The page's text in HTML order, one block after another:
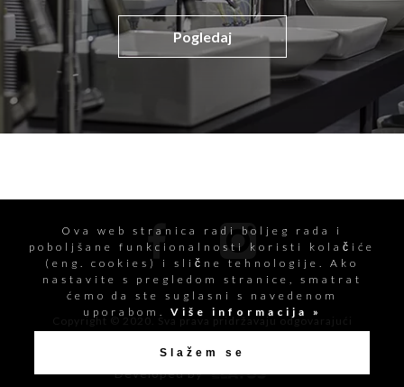
Pogledaj
Copyright © 2020. Sva prava pridržavaju odgovarajući
Developed by
Ova web stranica radi boljeg rada i
poboljšane funkcionalnosti koristi kolačiće
(eng. cookies) i slične tehnologije. Ako
nastavite s pregledom stranice, smatrat
ćemo da ste suglasni s navedenom
uporabom.
Više informacija »
Slažem se